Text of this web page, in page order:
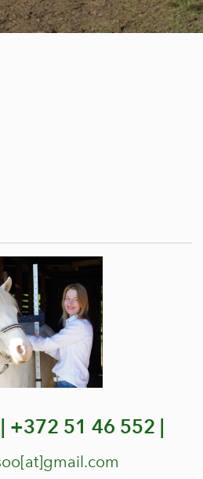
| +372 51 46 552 |